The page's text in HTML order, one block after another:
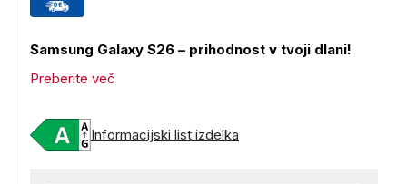
Samsung Galaxy S26 – prihodnost v tvoji dlani!
Preberite več
Informacijski list izdelka